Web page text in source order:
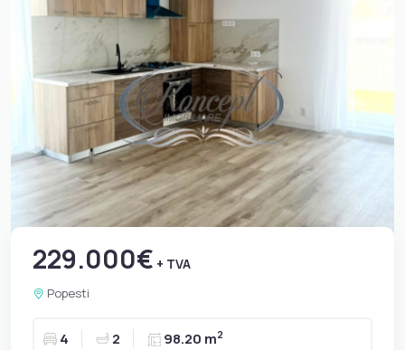
229.000€ + TVA
Popesti
4 2 98.20 m2